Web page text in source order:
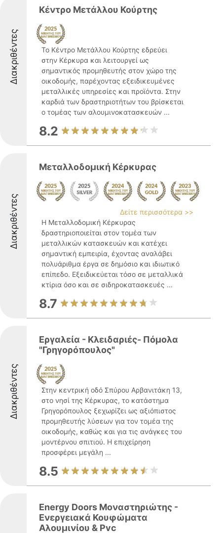
Διακριθέντες
Κέντρο Μετάλλου Κούρτης
Το Κέντρο Μετάλλου Κούρτης εδρεύει
στην Κέρκυρα και λειτουργεί ως
σημαντικός προμηθευτής στον χώρο της
οικοδομής, παρέχοντας εξειδικευμένες
μεταλλικές υπηρεσίες και προϊόντα. Στην
καρδιά των δραστηριοτήτων του βρίσκεται
ο τομέας των αλουμινοκατασκευών ...
8.2
Διακριθέντες
Μεταλλοδομική Κέρκυρας
Δείτε περισσότερα >>
Η Μεταλλοδομική Κέρκυρας
δραστηριοποιείται στον τομέα των
μεταλλικών κατασκευών και κατέχει
σημαντική εμπειρία, έχοντας αναλάβει
πολυάριθμα έργα σε δημόσιο και ιδιωτικό
επίπεδο. Εξειδικεύεται τόσο σε μεταλλικά
κτίρια όσο και σε σιδηροκατασκευές ...
8.7
Διακριθέντες
Εργαλεία - Κλειδαριές- Πόμολα
"Γρηγορόπουλος"
Στην κεντρική οδό Σπύρου Αρβανιτάκη 13,
στο νησί της Κέρκυρας, το κατάστημα
Γρηγορόπουλος ξεχωρίζει ως αξιόπιστος
προμηθευτής λύσεων για τον τομέα της
οικοδομής, καθώς και για τις ανάγκες του
μοντέρνου σπιτιού. Η επιχείρηση
προσφέρει μεγάλη ...
8.5
Energy Doors Μοναστηριώτης -
Ενεργειακά Κουφώματα
Αλουμινίου & Pvc